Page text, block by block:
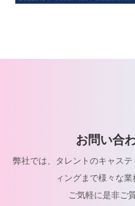
お問い合
弊社では、タレントのキャス
ィングまで様々な業
ご気軽に是非ご